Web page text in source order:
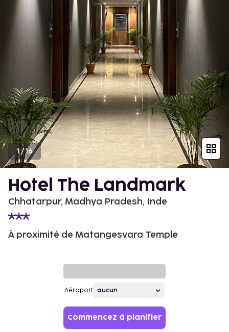
1/16
Hotel The Landmark
Chhatarpur, Madhya Pradesh, Inde
À proximité de Matangesvara Temple
Aéroport
Commencez à planifier